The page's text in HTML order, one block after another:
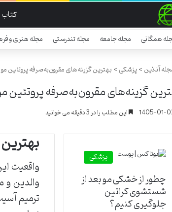
کتاب
همگانی مجله جامعه مجله تندرستی مجله هنری و
آنلاین>پزشکی>بهترین گزینه‌های مقرون‌به‌صرفه پروتئین مو
گزینه‌های مقرون‌به‌صرفه پروتئین
1405-01- این مطلب را در 3 دقیقه می خوانید
واقعیت
والدین و
ترمیم
پزشکی
چطور از خشکی مو بعد از
شستشوی کراتین
جلوگیری کنیم؟